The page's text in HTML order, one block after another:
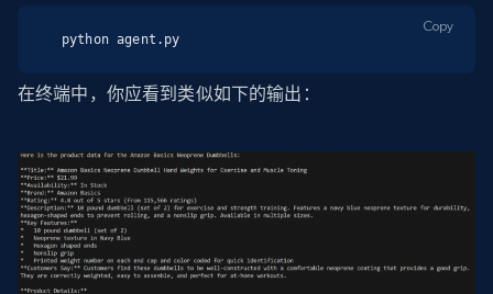
python agent.py
Copy
在终端中，你应看到类似如下的输出：